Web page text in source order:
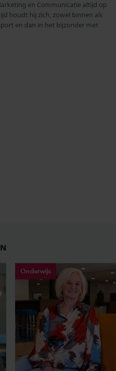
en Communicatie altijd op
houdt hij zich, zowel binnen als
en dan in het bijzonder met
Onderwijs